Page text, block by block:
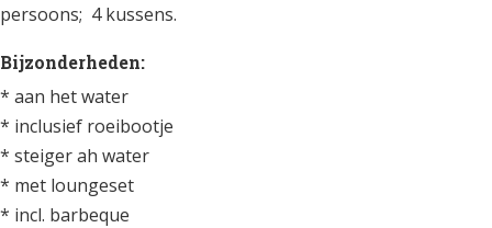
persoons; 4 kussens.
Bijzonderheden:
* aan het water
* inclusief roeibootje
* steiger ah water
* met loungeset
* incl. barbeque